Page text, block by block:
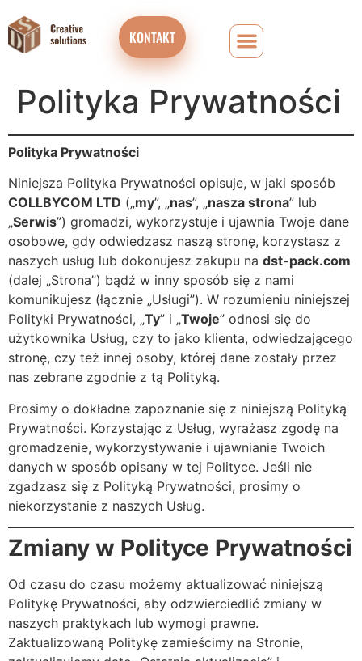
KONTAKT
Polityka Prywatności
Polityka Prywatności
Niniejsza Polityka Prywatności opisuje, w jaki sposób
COLLBYCOM LTD („my”, „nas”, „nasza strona” lub
„Serwis”) gromadzi, wykorzystuje i ujawnia Twoje dane
osobowe, gdy odwiedzasz naszą stronę, korzystasz z
naszych usług lub dokonujesz zakupu na dst-pack.com
(dalej „Strona”) bądź w inny sposób się z nami
komunikujesz (łącznie „Usługi”). W rozumieniu niniejszej
Polityki Prywatności, „Ty” i „Twoje” odnosi się do
użytkownika Usług, czy to jako klienta, odwiedzającego
stronę, czy też innej osoby, której dane zostały przez
nas zebrane zgodnie z tą Polityką.
Prosimy o dokładne zapoznanie się z niniejszą Polityką
Prywatności. Korzystając z Usług, wyrażasz zgodę na
gromadzenie, wykorzystywanie i ujawnianie Twoich
danych w sposób opisany w tej Polityce. Jeśli nie
zgadzasz się z Polityką Prywatności, prosimy o
niekorzystanie z naszych Usług.
Zmiany w Polityce Prywatności
Od czasu do czasu możemy aktualizować niniejszą
Politykę Prywatności, aby odzwierciedlić zmiany w
naszych praktykach lub wymogi prawne.
Zaktualizowaną Politykę zamieścimy na Stronie,